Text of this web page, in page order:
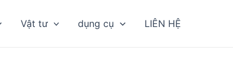
Vật tư dụng cụ LIÊN HỆ